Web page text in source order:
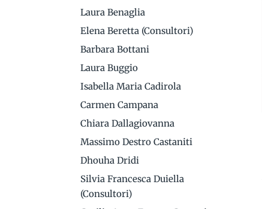
Laura Benaglia
Elena Beretta (Consultori)
Barbara Bottani
Laura Buggio
Isabella Maria Cadirola
Carmen Campana
Chiara Dallagiovanna
Massimo Destro Castaniti
Dhouha Dridi
Silvia Francesca Duiella
(Consultori)